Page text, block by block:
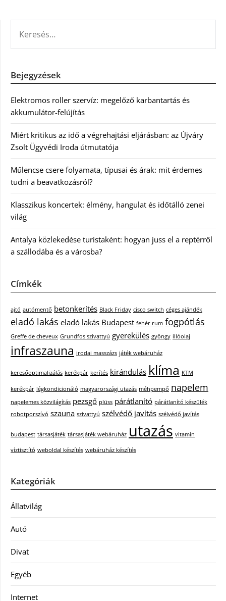
Bejegyzések
Elektromos roller szervíz: megelőző karbantartás és
akkumulátor-felújítás
Miért kritikus az idő a végrehajtási eljárásban: az Újváry
Zsolt Ügyvédi Iroda útmutatója
Műlencse csere folyamata, típusai és árak: mit érdemes
tudni a beavatkozásról?
Klasszikus koncertek: élmény, hangulat és időtálló zenei
világ
Antalya közlekedése turistaként: hogyan juss el a reptérről
a szállodába és a városba?
Címkék
ajtó autómentő betonkerítés Black Friday cisco switch céges ajándék
eladó lakás eladó lakás Budapest fehér rum fogpótlás
Greffe de cheveux Grundfos szivattyú gyerekülés gyöngy illóolaj
infraszauna irodai masszázs játék webáruház
keresőoptimalizálás kerékpár kerítés kirándulás klíma KTM
kerékpár légkondicionáló magyarországi utazás méhpempő napelem
napelemes közvilágítás pezsgő plüss párátlanító párátlanító készülék
robotporszívó szauna szivattyú szélvédő javítás szélvédő javítás
budapest társasjáték társasjáték webáruház utazás vitamin
víztisztító weboldal készítés webáruház készítés
Kategóriák
Állatvilág
Autó
Divat
Egyéb
Internet